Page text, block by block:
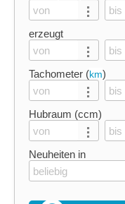
erzeugt
Tachometer (km)
Hubraum (ccm)
Neuheiten in
beliebig